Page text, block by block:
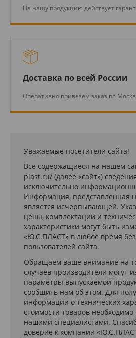
На нашу продукцию действует
Доставка по всей России
Оперативно привезем заказ по
Уважаемые посетители сайта!
Все содержащиеся на нашем
plast.ru/ (далее «сайт»)
исключительно
Информация, представленная
является исчерпывающей.
цены, комплектации и
характеристики могут быть
«Ю.С.ПЛАСТ» в любое время
пользователей сайта.
Обращаем ваше внимание на
случаев производители могут
параметры выпускаемой
сообщить нам об этом. Для
информации о технических
стоимости товаров необходимо
нашими специалистами.
доверие к компании